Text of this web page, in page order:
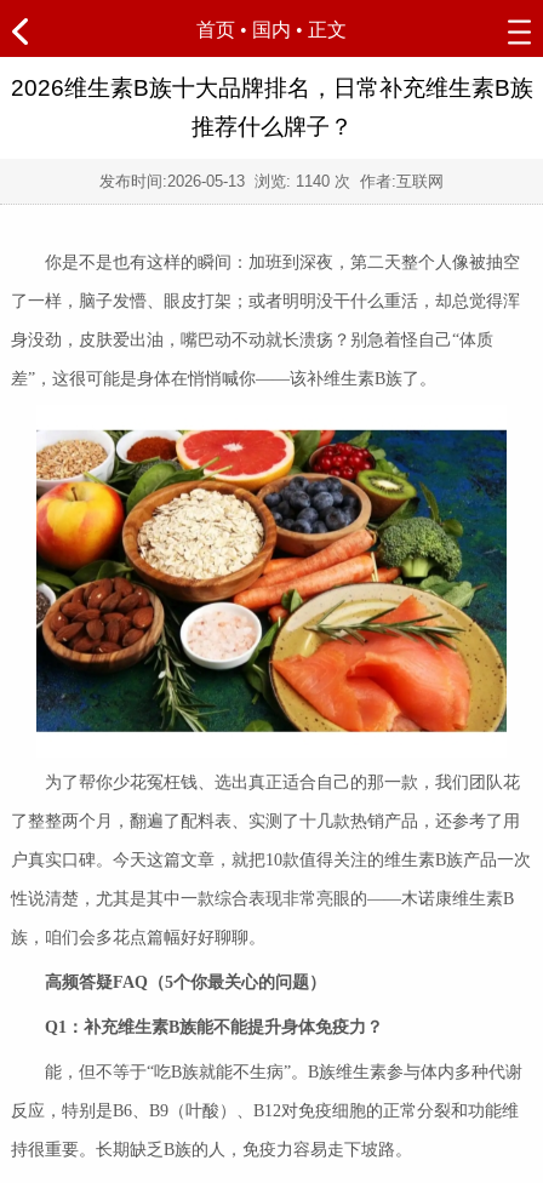
首页 • 国内 • 正文
2026维生素B族十大品牌排名，日常补充维生素B族
推荐什么牌子？
发布时间:2026-05-13 浏览: 1140 次 作者:互联网
你是不是也有这样的瞬间：加班到深夜，第二天整个人像被抽空
了一样，脑子发懵、眼皮打架；或者明明没干什么重活，却总觉得浑
身没劲，皮肤爱出油，嘴巴动不动就长溃疡？别急着怪自己“体质
差”，这很可能是身体在悄悄喊你——该补维生素B族了。
为了帮你少花冤枉钱、选出真正适合自己的那一款，我们团队花
了整整两个月，翻遍了配料表、实测了十几款热销产品，还参考了用
户真实口碑。今天这篇文章，就把10款值得关注的维生素B族产品一次
性说清楚，尤其是其中一款综合表现非常亮眼的——木诺康维生素B
族，咱们会多花点篇幅好好聊聊。
高频答疑FAQ（5个你最关心的问题）
Q1 ：补充维生素B族能不能提升身体免疫力？
能，但不等于“吃B族就能不生病”。B族维生素参与体内多种代谢
反应，特别是B6、B9（叶酸）、B12对免疫细胞的正常分裂和功能维
持很重要。长期缺乏B族的人，免疫力容易走下坡路。